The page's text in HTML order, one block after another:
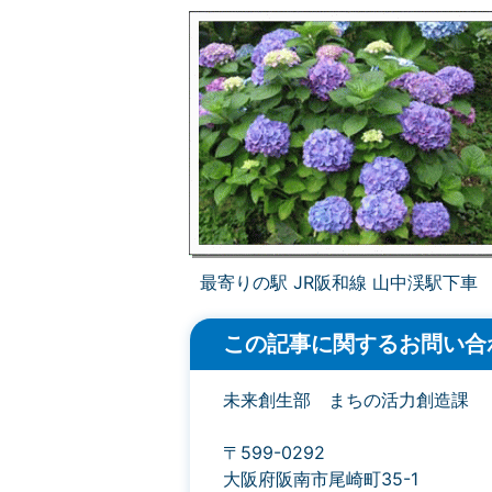
最寄りの駅 JR阪和線 山中渓駅下車
この記事に関するお問い
未来創生部 まちの活力創造課
〒599-0292
大阪府阪南市尾崎町35-1